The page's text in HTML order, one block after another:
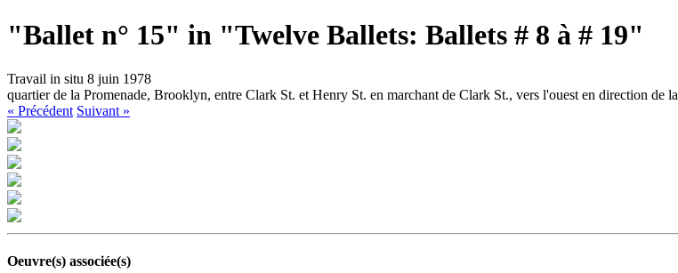
"Ballet n° 15" in "Twelve Ballets: Ballets # 8 à # 19"
Travail in situ 8 juin 1978
quartier de la Promenade, Brooklyn, entre Clark St. et Henry St. en marchant de Clark St., vers l'ouest en direction de
« Précédent Suivant »
Oeuvre(s) associée(s)